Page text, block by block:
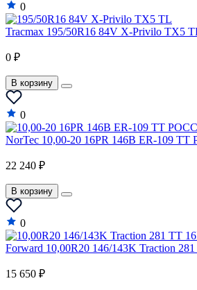
0
Tracmax 195/50R16 84V X-Privilo TX5
0 ₽
В корзину
0
NorTec 10,00-20 16PR 146B ER-109
22 240 ₽
В корзину
0
Forward 10,00R20 146/143K Traction
15 650 ₽